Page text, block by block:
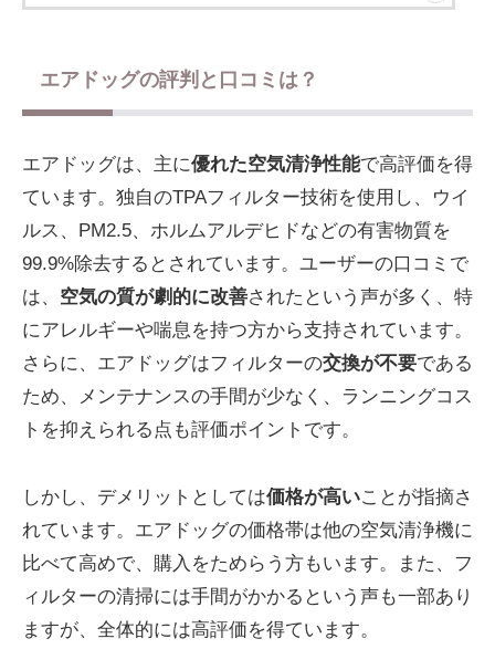
エアドッグの評判と口コミは？
エアドッグは、主に優れた空気清浄性能で高評価を得
ています。独自のTPAフィルター技術を使用し、ウイ
ルス、PM2.5、ホルムアルデヒドなどの有害物質を
99.9%除去するとされています。ユーザーの口コミで
は、 空気の質が劇的に改善されたという声が多く、特
にアレルギーや喘息を持つ方から支持されています。
さらに、エアドッグはフィルターの交換が不要である
ため、メンテナンスの手間が少なく、ランニングコス
トを抑えられる点も評価ポイントです。
しかし、デメリットとしては価格が高いことが指摘さ
れています。エアドッグの価格帯は他の空気清浄機に
比べて高めで、購入をためらう方もいます。また、フ
ィルターの清掃には手間がかかるという声も一部あり
ますが、全体的には高評価を得ています。